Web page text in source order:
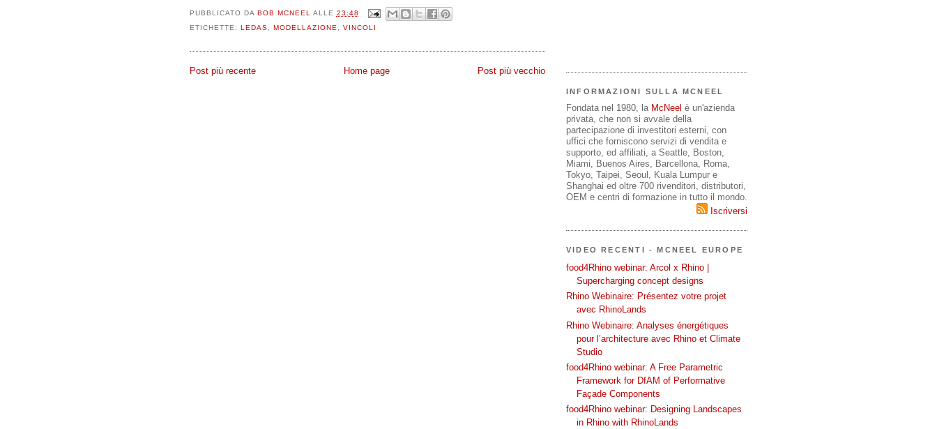
PUBBLICATO DA BOB MCNEEL ALLE 23:48
ETICHETTE:
LEDAS, MODELLAZIONE, VINCOLI
Post più recente Post più vecchio
Home page
INFORMAZIONI SULLA MCNEEL
Fondata nel 1980, la McNeel è un'azienda
privata, che non si avvale della
partecipazione di investitori esterni, con
uffici che forniscono servizi di vendita e
supporto, ed affiliati, a Seattle, Boston,
Miami, Buenos Aires, Barcellona, Roma,
Tokyo, Taipei, Seoul, Kuala Lumpur e
Shanghai ed oltre 700 rivenditori, distributori,
OEM e centri di formazione in tutto il mondo.
Iscriversi
VIDEO RECENTI - MCNEEL EUROPE
food4Rhino webinar: Arcol x Rhino |
Supercharging concept designs
Rhino Webinaire: Présentez votre projet
avec RhinoLands
Rhino Webinaire: Analyses énergétiques
pour l’architecture avec Rhino et Climate
Studio
food4Rhino webinar: A Free Parametric
Framework for DfAM of Performative
Façade Components
food4Rhino webinar: Designing Landscapes
in Rhino with RhinoLands